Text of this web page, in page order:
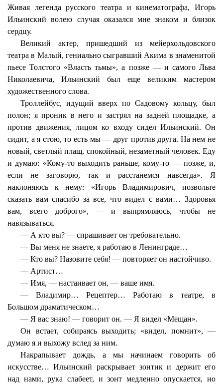
Живая легенда русского театра и кинематографа, Игорь
Ильинский волею случая оказался мне знаком и близок
сердцу.
Великий актер, пришедший из мейерхольдовского
театра в Малый, гениально сыгравший Акима в знаменитой
пьесе Толстого «Власть тьмы», а позже — и самого Льва
Николаевича, Ильинский был еще великим мастером
художественного слова.
Троллейбус, идущий вверх по Садовому кольцу, был
полон; я проник в него и застрял на задней площадке, а
против движения, лицом ко входу сидел Ильинский. Он
сидит, а я стою, то есть мы — друг против друга. На нем не
новый, светлый плащ, спокойный, незаметный человек. Еду
и думаю: «Кому-то выходить раньше, кому-то — позже, и,
если не заговорю, так и расстанемся навсегда». Я
наклоняюсь к нему: «Игорь Владимирович, позвольте
сказать вам спасибо за все, что видел с вами… Здоровья
вам, всего доброго», — и выпрямляюсь, чтобы не
навязываться.
— А кто вы? — спрашивает он требовательно.
— Вы меня не знаете, я работаю в Ленинграде…
— Кто вы? Назовите себя! — повторяет он настойчиво.
— Артист…
— Имя, — настаивает он, — ваше имя.
— Владимир… Рецептер… Работаю в театре, в
Большом драматическом…
— Я вас знаю! — говорит он. — Я видел «Мещан».
Он встает, собираясь выходить; «видел, помнит», —
думаю я и выхожу вслед за ним.
Накрапывает дождь, а мы начинаем говорить об
искусстве… Ильинский раскрывает зонтик и держит его
над нами, рука слабеет, и зонт медленно опускается, но